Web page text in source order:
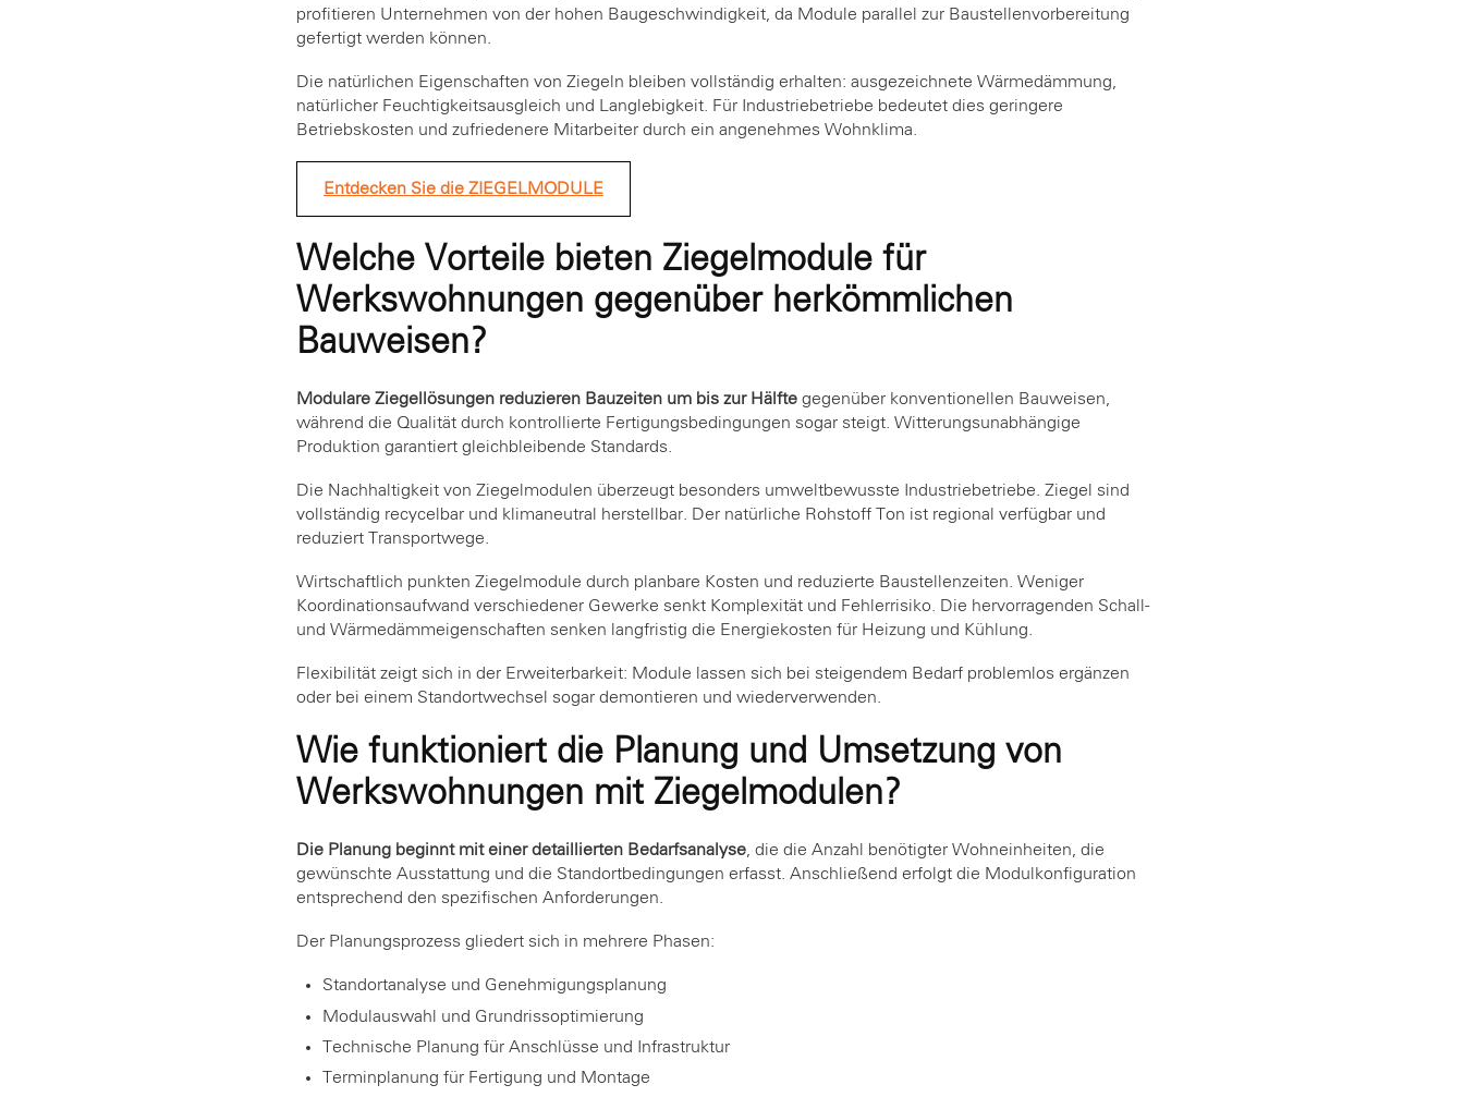
profitieren Unternehmen von der hohen Baugeschwindigkeit, da Module parallel zur Baustellenvorbereitung
gefertigt werden können.
Die natürlichen Eigenschaften von Ziegeln bleiben vollständig erhalten: ausgezeichnete Wärmedämmung,
natürlicher Feuchtigkeitsausgleich und Langlebigkeit. Für Industriebetriebe bedeutet dies geringere
Betriebskosten und zufriedenere Mitarbeiter durch ein angenehmes Wohnklima.
Entdecken Sie die ZIEGELMODULE
Welche Vorteile bieten Ziegelmodule für
Werkswohnungen gegenüber herkömmlichen
Bauweisen?
Modulare Ziegellösungen reduzieren Bauzeiten um bis zur Hälfte gegenüber konventionellen Bauweisen,
während die Qualität durch kontrollierte Fertigungsbedingungen sogar steigt. Witterungsunabhängige
Produktion garantiert gleichbleibende Standards.
Die Nachhaltigkeit von Ziegelmodulen überzeugt besonders umweltbewusste Industriebetriebe. Ziegel sind
vollständig recycelbar und klimaneutral herstellbar. Der natürliche Rohstoff Ton ist regional verfügbar und
reduziert Transportwege.
Wirtschaftlich punkten Ziegelmodule durch planbare Kosten und reduzierte Baustellenzeiten. Weniger
Koordinationsaufwand verschiedener Gewerke senkt Komplexität und Fehlerrisiko. Die hervorragenden Schall-
und Wärmedämmeigenschaften senken langfristig die Energiekosten für Heizung und Kühlung.
Flexibilität zeigt sich in der Erweiterbarkeit: Module lassen sich bei steigendem Bedarf problemlos ergänzen
oder bei einem Standortwechsel sogar demontieren und wiederverwenden.
Wie funktioniert die Planung und Umsetzung von
Werkswohnungen mit Ziegelmodulen?
Die Planung beginnt mit einer detaillierten Bedarfsanalyse , die die Anzahl benötigter Wohneinheiten, die
gewünschte Ausstattung und die Standortbedingungen erfasst. Anschließend erfolgt die Modulkonfiguration
entsprechend den spezifischen Anforderungen.
Der Planungsprozess gliedert sich in mehrere Phasen:
Standortanalyse und Genehmigungsplanung
Modulauswahl und Grundrissoptimierung
Technische Planung für Anschlüsse und Infrastruktur
Terminplanung für Fertigung und Montage